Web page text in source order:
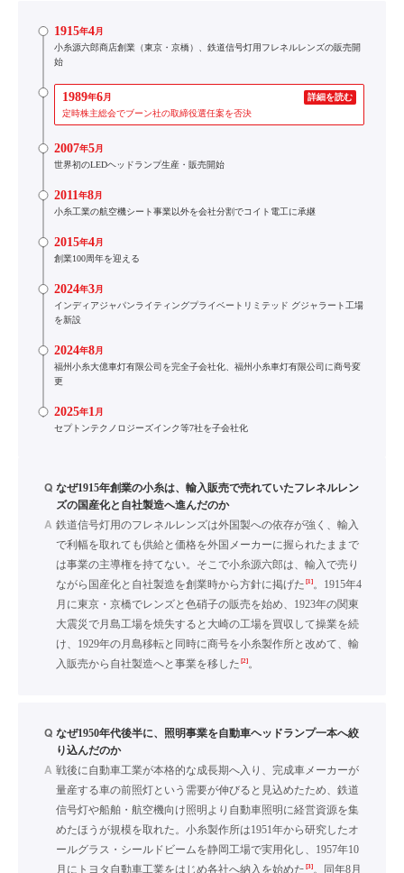
1915年4月
小糸源六郎商店創業（東京・京橋）、鉄道信号灯用フレネルレンズの販売開
始
1989年6月
詳細を読む
定時株主総会でブーン社の取締役選任案を否決
2007年5月
世界初のLEDヘッドランプ生産・販売開始
2011年8月
小糸工業の航空機シート事業以外を会社分割でコイト電工に承継
2015年4月
創業100周年を迎える
2024年3月
インディアジャパンライティングプライベートリミテッド グジャラート工場
を新設
2024年8月
福州小糸大億車灯有限公司を完全子会社化、福州小糸車灯有限公司に商号変
更
2025年1月
セプトンテクノロジーズインク等7社を子会社化
Q なぜ1915年創業の小糸は、輸入販売で売れていたフレネルレン
ズの国産化と自社製造へ進んだのか
A 鉄道信号灯用のフレネルレンズは外国製への依存が強く、輸入
で利幅を取れても供給と価格を外国メーカーに握られたままで
は事業の主導権を持てない。そこで小糸源六郎は、輸入で売り
ながら国産化と自社製造を創業時から方針に掲げた [1]。1915年4
月に東京・京橋でレンズと色硝子の販売を始め、1923年の関東
大震災で月島工場を焼失すると大崎の工場を買収して操業を続
け、1929年の月島移転と同時に商号を小糸製作所と改めて、輸
入販売から自社製造へと事業を移した [2]。
Q なぜ1950年代後半に、照明事業を自動車ヘッドランプ一本へ絞
り込んだのか
A 戦後に自動車工業が本格的な成長期へ入り、完成車メーカーが
量産する車の前照灯という需要が伸びると見込めたため、鉄道
信号灯や船舶・航空機向け照明より自動車照明に経営資源を集
めたほうが規模を取れた。小糸製作所は1951年から研究したオ
ールグラス・シールドビームを静岡工場で実用化し、1957年10
月にトヨタ自動車工業をはじめ各社へ納入を始めた [3]。同年8月